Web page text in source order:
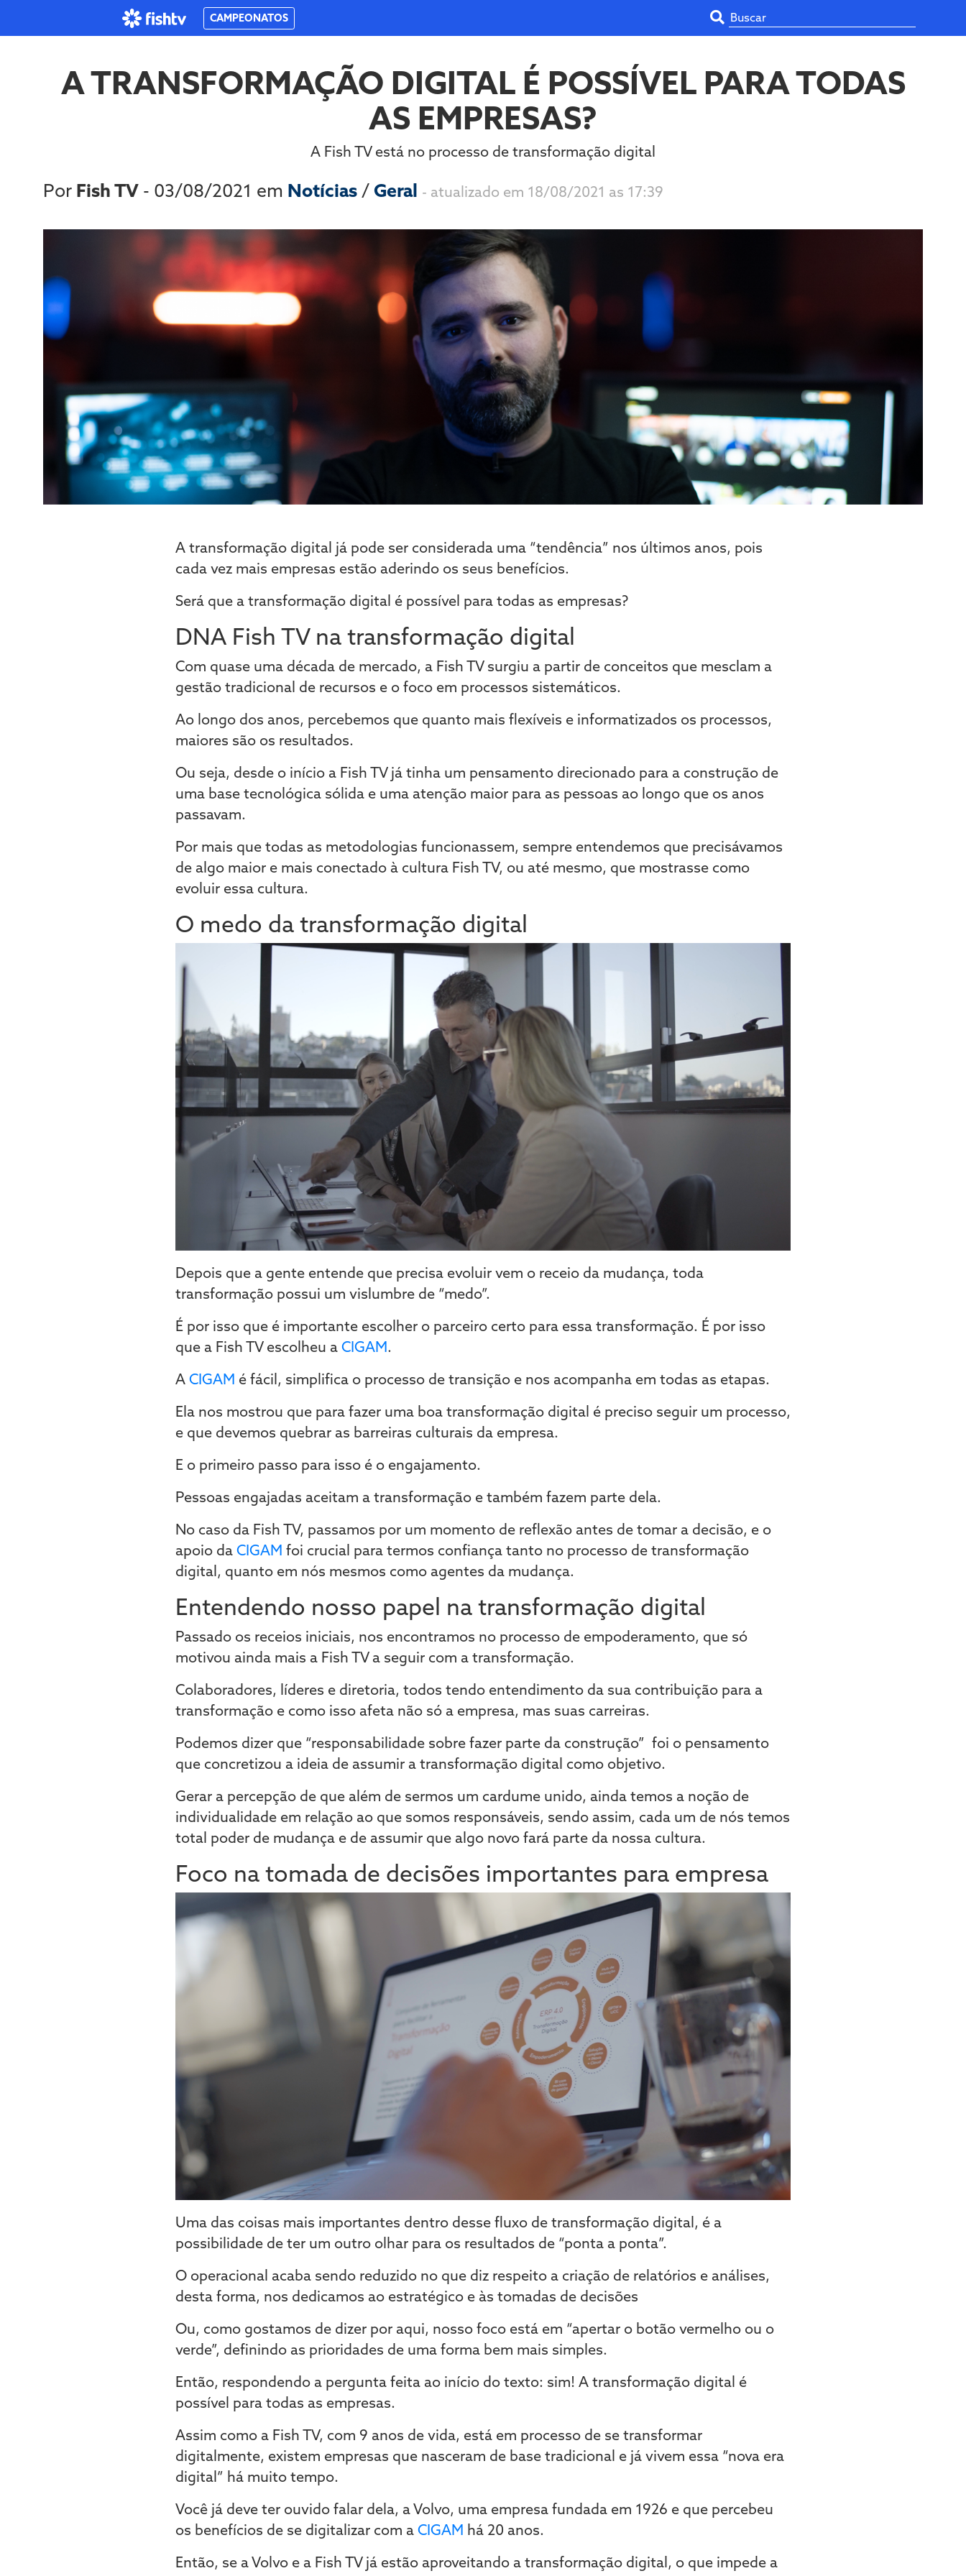
CAMPEONATOS
A TRANSFORMAÇÃO DIGITAL É POSSÍVEL PARA TODAS
AS EMPRESAS?
A Fish TV está no processo de transformação digital
Por Fish TV - 03/08/2021 em Notícias/Geral - atualizado em 18/08/2021 as 17:39
A transformação digital já pode ser considerada uma “tendência” nos últimos anos, pois
cada vez mais empresas estão aderindo os seus benefícios.
Será que a transformação digital é possível para todas as empresas?
DNA Fish TV na transformação digital
Com quase uma década de mercado, a Fish TV surgiu a partir de conceitos que mesclam a
gestão tradicional de recursos e o foco em processos sistemáticos.
Ao longo dos anos, percebemos que quanto mais flexíveis e informatizados os processos,
maiores são os resultados.
Ou seja, desde o início a Fish TV já tinha um pensamento direcionado para a construção de
uma base tecnológica sólida e uma atenção maior para as pessoas ao longo que os anos
passavam.
Por mais que todas as metodologias funcionassem, sempre entendemos que precisávamos
de algo maior e mais conectado à cultura Fish TV, ou até mesmo, que mostrasse como
evoluir essa cultura.
O medo da transformação digital
Depois que a gente entende que precisa evoluir vem o receio da mudança, toda
transformação possui um vislumbre de “medo”.
É por isso que é importante escolher o parceiro certo para essa transformação. É por isso
que a Fish TV escolheu a CIGAM.
A CIGAM é fácil, simplifica o processo de transição e nos acompanha em todas as etapas.
Ela nos mostrou que para fazer uma boa transformação digital é preciso seguir um processo,
e que devemos quebrar as barreiras culturais da empresa.
E o primeiro passo para isso é o engajamento.
Pessoas engajadas aceitam a transformação e também fazem parte dela.
No caso da Fish TV, passamos por um momento de reflexão antes de tomar a decisão, e o
apoio da CIGAM foi crucial para termos confiança tanto no processo de transformação
digital, quanto em nós mesmos como agentes da mudança.
Entendendo nosso papel na transformação digital
Passado os receios iniciais, nos encontramos no processo de empoderamento, que só
motivou ainda mais a Fish TV a seguir com a transformação.
Colaboradores, líderes e diretoria, todos tendo entendimento da sua contribuição para a
transformação e como isso afeta não só a empresa, mas suas carreiras.
Podemos dizer que “responsabilidade sobre fazer parte da construção” foi o pensamento
que concretizou a ideia de assumir a transformação digital como objetivo.
Gerar a percepção de que além de sermos um cardume unido, ainda temos a noção de
individualidade em relação ao que somos responsáveis, sendo assim, cada um de nós temos
total poder de mudança e de assumir que algo novo fará parte da nossa cultura.
Foco na tomada de decisões importantes para empresa
Uma das coisas mais importantes dentro desse fluxo de transformação digital, é a
possibilidade de ter um outro olhar para os resultados de “ponta a ponta”.
O operacional acaba sendo reduzido no que diz respeito a criação de relatórios e análises,
desta forma, nos dedicamos ao estratégico e às tomadas de decisões
Ou, como gostamos de dizer por aqui, nosso foco está em “apertar o botão vermelho ou o
verde”, definindo as prioridades de uma forma bem mais simples.
Então, respondendo a pergunta feita ao início do texto: sim! A transformação digital é
possível para todas as empresas.
Assim como a Fish TV, com 9 anos de vida, está em processo de se transformar
digitalmente, existem empresas que nasceram de base tradicional e já vivem essa “nova era
digital” há muito tempo.
Você já deve ter ouvido falar dela, a Volvo, uma empresa fundada em 1926 e que percebeu
os benefícios de se digitalizar com a CIGAM há 20 anos.
Então, se a Volvo e a Fish TV já estão aproveitando a transformação digital, o que impede a